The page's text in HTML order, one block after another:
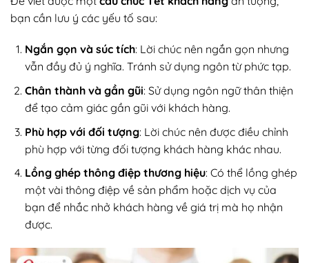
bạn cần lưu ý các yếu tố sau:
Ngắn gọn và súc tích: Lời chúc nên ngắn gọn nhưng
vẫn đầy đủ ý nghĩa. Tránh sử dụng ngôn từ phức tạp.
Chân thành và gần gũi: Sử dụng ngôn ngữ thân thiện
để tạo cảm giác gần gũi với khách hàng.
Phù hợp với đối tượng: Lời chúc nên được điều chỉnh
phù hợp với từng đối tượng khách hàng khác nhau.
Lồng ghép thông điệp thương hiệu: Có thể lồng ghép
một vài thông điệp về sản phẩm hoặc dịch vụ của
bạn để nhắc nhở khách hàng về giá trị mà họ nhận
được.